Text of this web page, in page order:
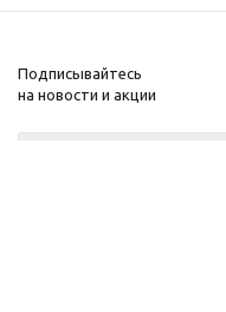
Подписывайтесь
на новости и акции